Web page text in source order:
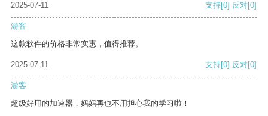
2025-07-11
支持[0] 反对[0]
游客
这款软件的价格非常实惠，值得推荐。
2025-07-11 支持[0] 反对[0]
游客
超级好用的加速器，妈妈再也不用担心我的学习啦！